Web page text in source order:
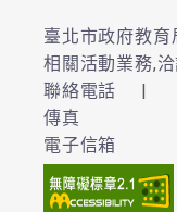
臺北市政府教
相關活動業務,
聯絡電話
|
傳真
電子信箱